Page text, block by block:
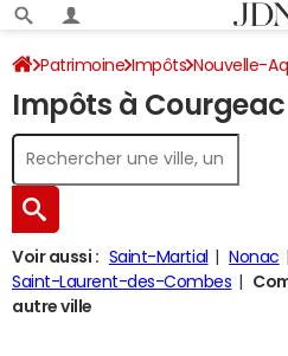
Patrimoine Impôts Nouvelle-
Courgeac Impôt sur le revenu
Impôts à Courgeac
Voir aussi : Saint-Martial Nonac
Saint-Laurent-des-Combes
autre ville